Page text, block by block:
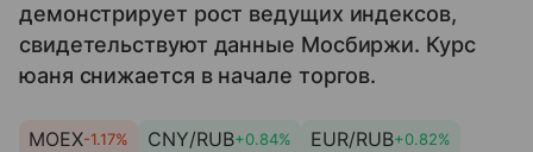
демонстрирует рост ведущих индексов,
свидетельствуют данные Мосбиржи. Курс
юаня снижается в начале торгов.
MOEX-1.17% CNY/RUB+0.84% EUR/RUB+0.82%